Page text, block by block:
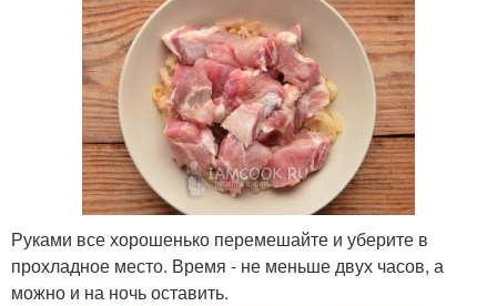
Руками все хорошенько перемешайте и уберите в
прохладное место. Время - не меньше двух часов, а
можно и на ночь оставить.